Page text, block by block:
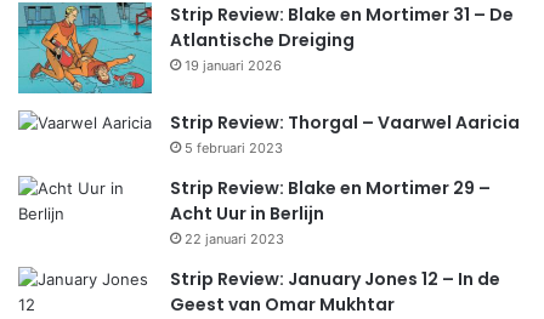
Strip Review: Blake en Mortimer 31 – De
Atlantische Dreiging
19 januari 2026
Strip Review: Thorgal – Vaarwel Aaricia
5 februari 2023
Strip Review: Blake en Mortimer 29 –
Acht Uur in Berlijn
22 januari 2023
Strip Review: January Jones 12 – In de
Geest van Omar Mukhtar